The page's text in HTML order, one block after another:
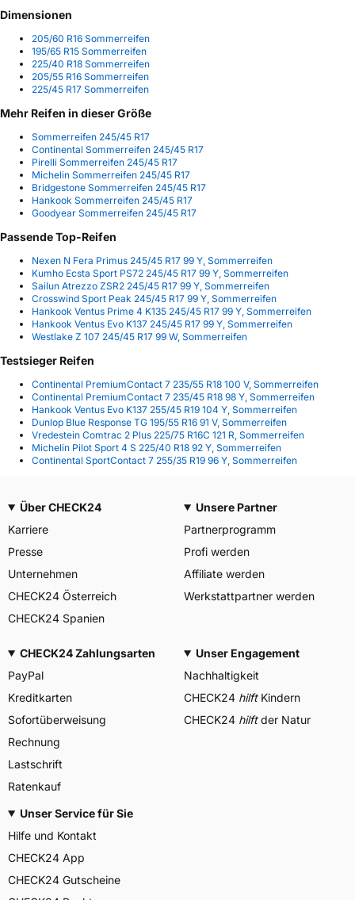
Dimensionen
205/60 R16 Sommerreifen
195/65 R15 Sommerreifen
225/40 R18 Sommerreifen
205/55 R16 Sommerreifen
225/45 R17 Sommerreifen
Mehr Reifen in dieser Größe
Sommerreifen 245/45 R17
Continental Sommerreifen 245/45 R17
Pirelli Sommerreifen 245/45 R17
Michelin Sommerreifen 245/45 R17
Bridgestone Sommerreifen 245/45 R17
Hankook Sommerreifen 245/45 R17
Goodyear Sommerreifen 245/45 R17
Passende Top-Reifen
Nexen N Fera Primus 245/45 R17 99 Y, Sommerreifen
Kumho Ecsta Sport PS72 245/45 R17 99 Y, Sommerreifen
Sailun Atrezzo ZSR2 245/45 R17 99 Y, Sommerreifen
Crosswind Sport Peak 245/45 R17 99 Y, Sommerreifen
Hankook Ventus Prime 4 K135 245/45 R17 99 Y, Sommerreifen
Hankook Ventus Evo K137 245/45 R17 99 Y, Sommerreifen
Westlake Z 107 245/45 R17 99 W, Sommerreifen
Testsieger Reifen
Continental PremiumContact 7 235/55 R18 100 V, Sommerreifen
Continental PremiumContact 7 235/45 R18 98 Y, Sommerreifen
Hankook Ventus Evo K137 255/45 R19 104 Y, Sommerreifen
Dunlop Blue Response TG 195/55 R16 91 V, Sommerreifen
Vredestein Comtrac 2 Plus 225/75 R16C 121 R, Sommerreifen
Michelin Pilot Sport 4 S 225/40 R18 92 Y, Sommerreifen
Continental SportContact 7 255/35 R19 96 Y, Sommerreifen
Über CHECK24
Karriere
Presse
Unternehmen
CHECK24 Österreich
CHECK24 Spanien
Unsere Partner
Partnerprogramm
Profi werden
Affiliate werden
Werkstattpartner werden
CHECK24 Zahlungsarten
PayPal
Kreditkarten
Sofortüberweisung
Rechnung
Lastschrift
Ratenkauf
Unser Engagement
Nachhaltigkeit
CHECK24 hilftKindern
CHECK24 hilftder Natur
Unser Service für Sie
Hilfe und Kontakt
CHECK24 App
CHECK24 Gutscheine